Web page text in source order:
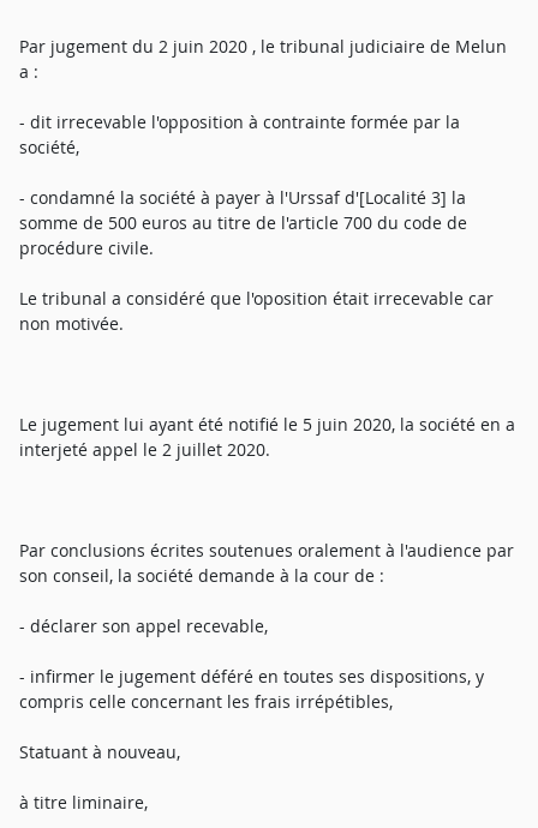
Par jugement du 2 juin 2020 , le tribunal judiciaire de Melun
a :
- dit irrecevable l'opposition à contrainte formée par la
société,
- condamné la société à payer à l'Urssaf d'[Localité 3] la
somme de 500 euros au titre de l'article 700 du code de
procédure civile.
Le tribunal a considéré que l'oposition était irrecevable car
non motivée.
Le jugement lui ayant été notifié le 5 juin 2020, la société en a
interjeté appel le 2 juillet 2020.
Par conclusions écrites soutenues oralement à l'audience par
son conseil, la société demande à la cour de :
- déclarer son appel recevable,
- infirmer le jugement déféré en toutes ses dispositions, y
compris celle concernant les frais irrépétibles,
Statuant à nouveau,
à titre liminaire,